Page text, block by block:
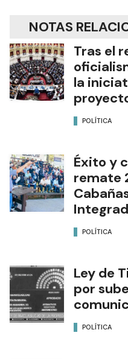
NOTAS
Tras el
la
POLÍTICA
Éxito y
remate
POLÍTICA
Ley de
por
POLÍTICA